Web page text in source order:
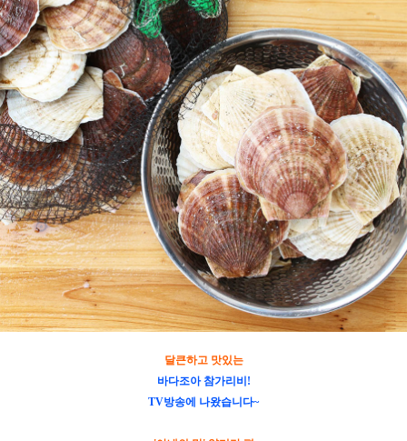
달큰하고 맛있는
바다조아 참가리비!
TV방송에 나왔습니다~